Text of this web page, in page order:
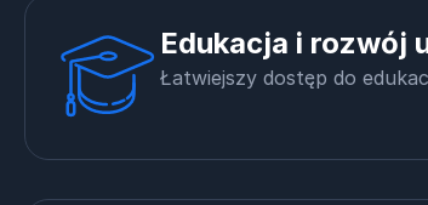
Edukacja i rozwój
Łatwiejszy dostęp do